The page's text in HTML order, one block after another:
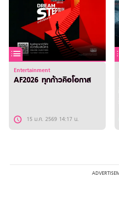
Entertainment
AF2026 ทุกก้าวคือโอกาส
15 ม.ค. 2569 14:17 น.